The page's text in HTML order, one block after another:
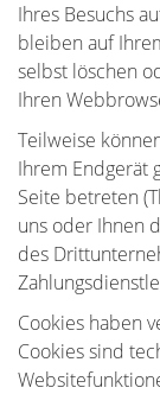
Ihres Besuchs
bleiben auf
selbst löschen
Ihren
Teilweise
Ihrem Endgerät
Seite betreten
uns oder Ihnen
des
Cookies haben
Cookies sind